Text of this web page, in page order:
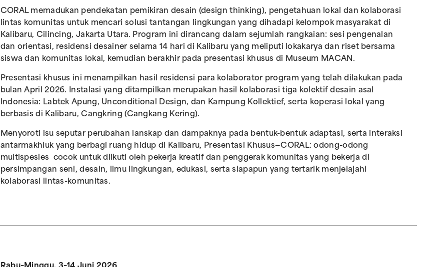
CORAL memadukan pendekatan pemikiran desain (design thinking), pengetahuan lokal dan kolaborasi
lintas komunitas untuk mencari solusi tantangan lingkungan yang dihadapi kelompok masyarakat di
Kalibaru, Cilincing, Jakarta Utara. Program ini dirancang dalam sejumlah rangkaian: sesi pengenalan
dan orientasi, residensi desainer selama 14 hari di Kalibaru yang meliputi lokakarya dan riset bersama
siswa dan komunitas lokal, kemudian berakhir pada presentasi khusus di Museum MACAN.
Presentasi khusus ini menampilkan hasil residensi para kolaborator program yang telah dilakukan pada
bulan April 2026. Instalasi yang ditampilkan merupakan hasil kolaborasi tiga kolektif desain asal
Indonesia: Labtek Apung, Unconditional Design, dan Kampung Kollektief, serta koperasi lokal yang
berbasis di Kalibaru, Cangkring (Cangkang Kering).
Menyoroti isu seputar perubahan lanskap dan dampaknya pada bentuk-bentuk adaptasi, serta interaksi
antarmakhluk yang berbagi ruang hidup di Kalibaru, Presentasi Khusus—CORAL: odong-odong
multispesies cocok untuk diikuti oleh pekerja kreatif dan penggerak komunitas yang bekerja di
persimpangan seni, desain, ilmu lingkungan, edukasi, serta siapapun yang tertarik menjelajahi
kolaborasi lintas-komunitas.